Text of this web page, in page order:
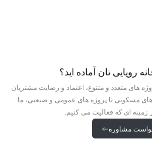
رویایی تان آماده اید؟
های متعدد و متنوع، اعتماد و رضایت مشتریان
مسکونی تا پروژه های عمومی و صنعتی، ما
زمینه ای که فعالیت می کنیم.
مشاوره